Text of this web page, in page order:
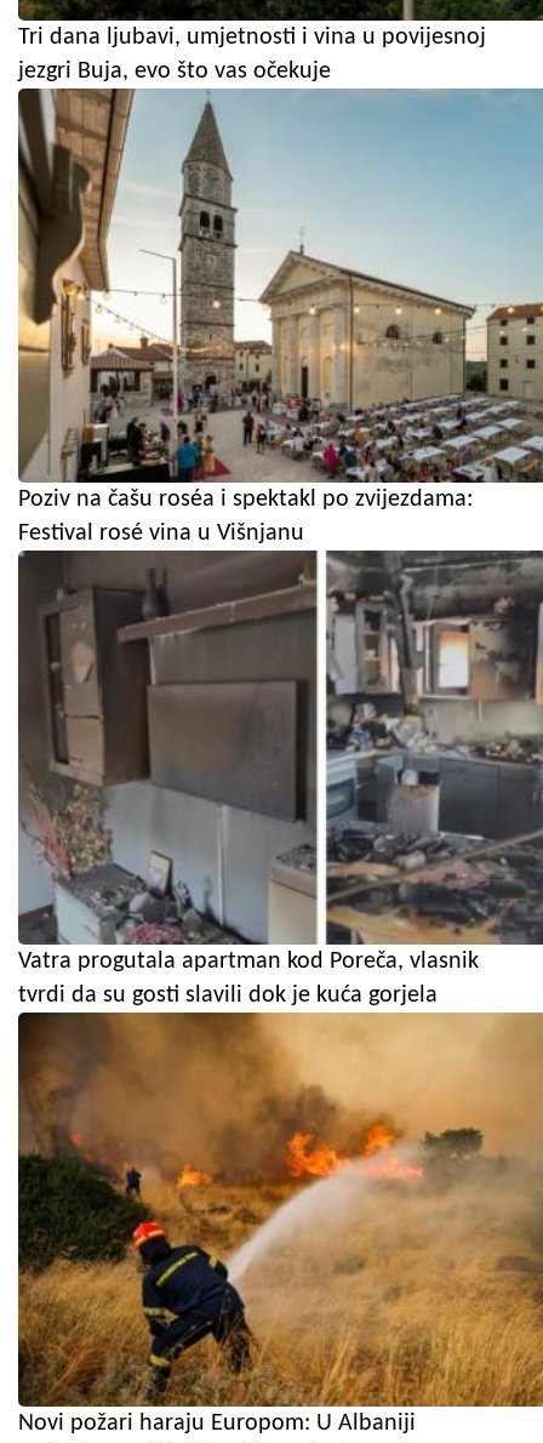
Tri dana ljubavi, umjetnosti i vina u povijesnoj
jezgri Buja, evo što vas očekuje
Poziv na čašu roséa i spektakl po zvijezdama:
Festival rosé vina u Višnjanu
Vatra progutala apartman kod Poreča, vlasnik
tvrdi da su gosti slavili dok je kuća gorjela
Novi požari haraju Europom: U Albaniji